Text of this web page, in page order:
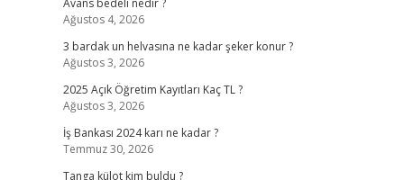
Avans bedeli nedir ?
Ağustos 4, 2026
3 bardak un helvasına ne kadar şeker konur ?
Ağustos 3, 2026
2025 Açık Öğretim Kayıtları Kaç TL ?
Ağustos 3, 2026
İş Bankası 2024 karı ne kadar ?
Temmuz 30, 2026
Tanga külot kim buldu ?